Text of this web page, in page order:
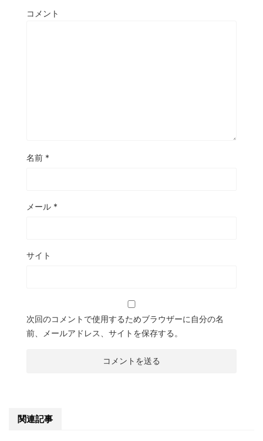
コメント
名前 *
メール *
サイト
次回のコメントで使用するためブラウザーに自分の名
前、メールアドレス、サイトを保存する。
関連記事